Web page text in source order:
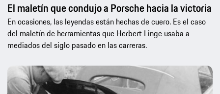
El maletín que condujo a Porsche hacia la victoria
En ocasiones, las leyendas están hechas de cuero. Es el caso
del maletín de herramientas que Herbert Linge usaba a
mediados del siglo pasado en las carreras.